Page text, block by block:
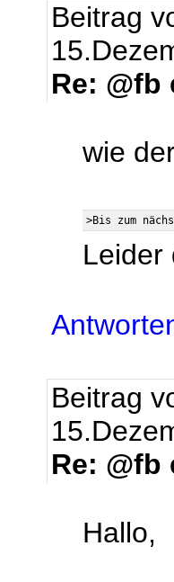
Beitrag
Re:
wie
Leider
Beitrag
Re:
Hallo,